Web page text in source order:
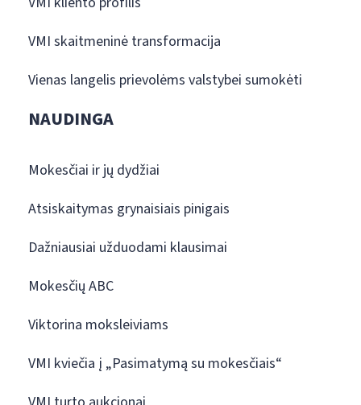
VMI skaitmeninė transformacija
Vienas langelis prievolėms valstybei sumokėti
NAUDINGA
Mokesčiai ir jų dydžiai
Atsiskaitymas grynaisiais pinigais
Dažniausiai užduodami klausimai
Mokesčių ABC
Viktorina moksleiviams
VMI kviečia į „Pasimatymą su mokesčiais“